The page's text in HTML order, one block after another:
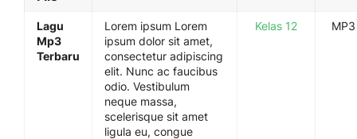
Lagu
Mp3
Terbaru
Lorem ipsum Lorem
ipsum dolor sit amet,
consectetur adipiscing
elit. Nunc ac faucibus
odio. Vestibulum
neque massa,
scelerisque sit amet
ligula eu, congue
Kelas 12 MP3